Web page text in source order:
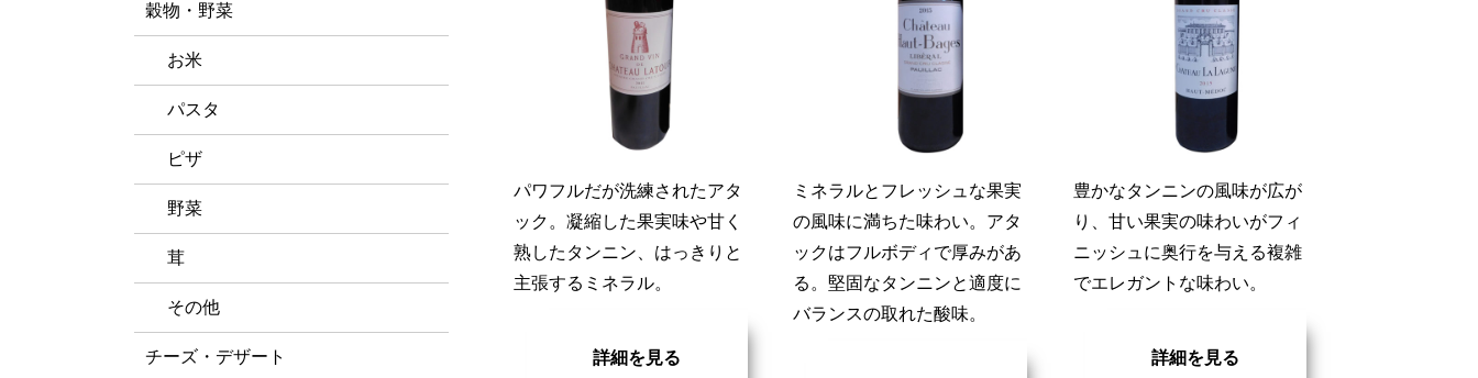
パワフルだが洗練されたアタ
ック。凝縮した果実味や甘く
熟したタンニン、はっきりと
主張するミネラル。
詳細を見る
ミネラルとフレッシュな果実
の風味に満ちた味わい。アタ
ックはフルボディで厚みがあ
る。堅固なタンニンと適度に
バランスの取れた酸味。
豊かなタンニンの風味が広が
り、甘い果実の味わいがフィ
ニッシュに奥行を与える複雑
でエレガントな味わい。
詳細を見る
穀物・野菜
お米
パスタ
ピザ
野菜
茸
その他
チーズ・デザート